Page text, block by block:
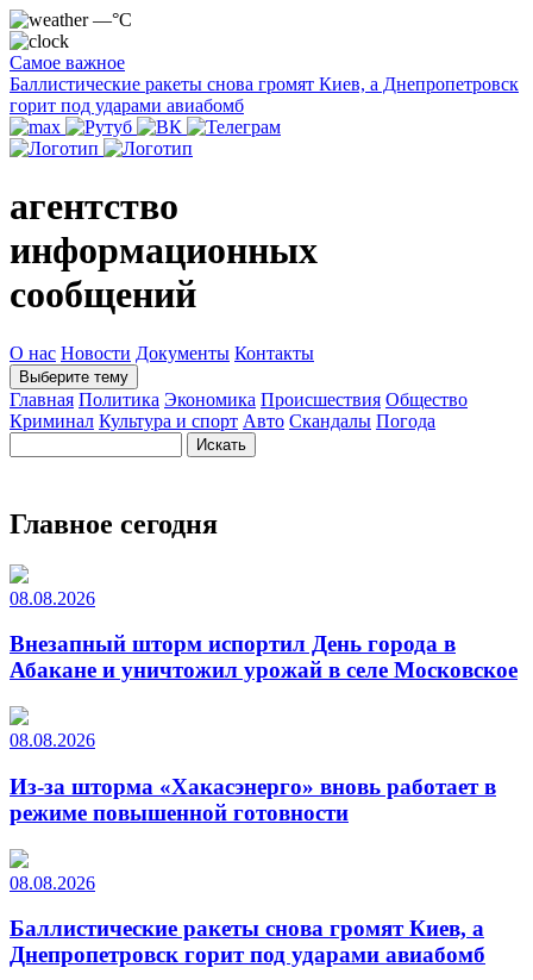
—°C
Самое важное
Баллистические ракеты снова громят Киев, а Днепропетровск
горит под ударами авиабомб
агентство
информационных
сообщений
О нас Новости Документы Контакты
Выберите тему
Главная Политика Экономика Происшествия Общество
Криминал Культура и спорт Авто Скандалы Погода
Главное сегодня
08.08.2026
Внезапный шторм испортил День города в
Абакане и уничтожил урожай в селе Московское
08.08.2026
Из-за шторма «Хакасэнерго» вновь работает в
режиме повышенной готовности
08.08.2026
Баллистические ракеты снова громят Киев, а
Днепропетровск горит под ударами авиабомб